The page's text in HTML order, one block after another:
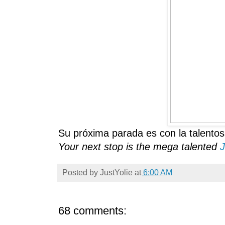
Su próxima parada es con la
Your next stop is the mega talented
Posted by JustYolie at6:00 AM
68 comments: